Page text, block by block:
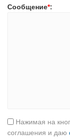
Сообщение*:
Нажимая на
соглашения и даю